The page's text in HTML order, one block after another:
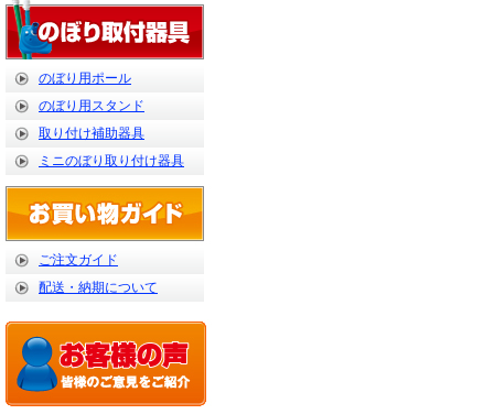
のぼり用ポール
のぼり用スタンド
取り付け補助器具
ミニのぼり取り付け器具
ご注文ガイド
配送・納期について